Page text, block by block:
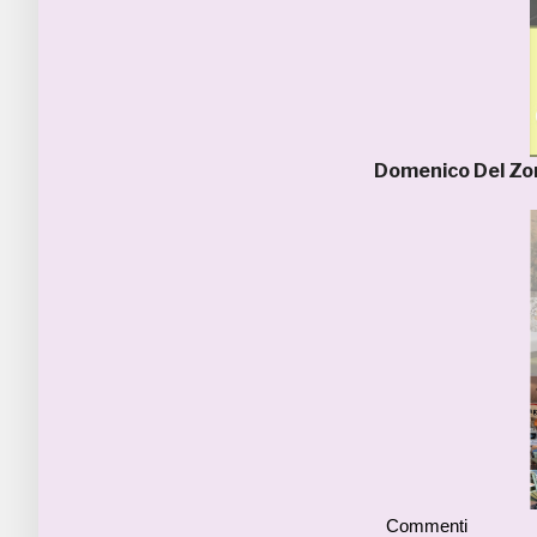
Domenico Del
Commenti